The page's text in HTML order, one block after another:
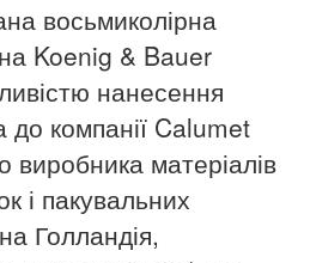
восьмиколірна
Koenig & Bauer
нанесення
до компанії Calumet
виробника матеріалів
і пакувальних
Голландія,